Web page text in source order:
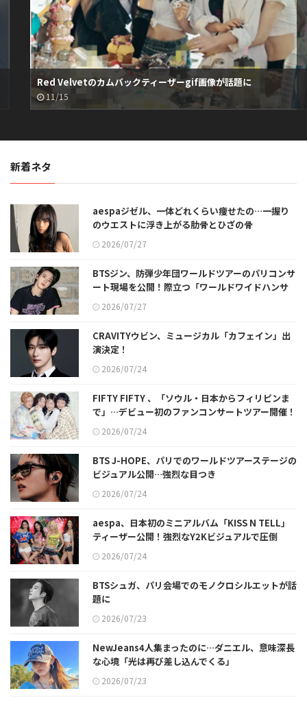
Red Velvetのカムバックティーザーgif画像が話題に
11/15
新着ネタ
aespaジゼル、一体どれくらい痩せたの…一握り
のウエストに浮き上がる肋骨とひざの骨
2026/07/27
BTSジン、防弾少年団ワールドツアーのパリコンサ
ート現場を公開！際立つ「ワールドワイドハンサ
ム」のビジュアル
2026/07/27
CRAVITYウビン、ミュージカル「カフェイン」出
演決定！
2026/07/24
FIFTY FIFTY 、「ソウル・日本からフィリピンま
で」…デビュー初のファンコンサートツアー開催！
2026/07/24
BTS J-HOPE、パリでのワールドツアーステージの
ビジュアル公開…強烈な目つき
2026/07/24
aespa、日本初のミニアルバム「KISS N TELL」
ティーザー公開！強烈なY2Kビジュアルで圧倒
2026/07/24
BTSシュガ、パリ会場でのモノクロシルエットが話
題に
2026/07/23
NewJeans4人集まったのに…ダニエル、意味深長
な心境「光は再び差し込んでくる」
2026/07/23